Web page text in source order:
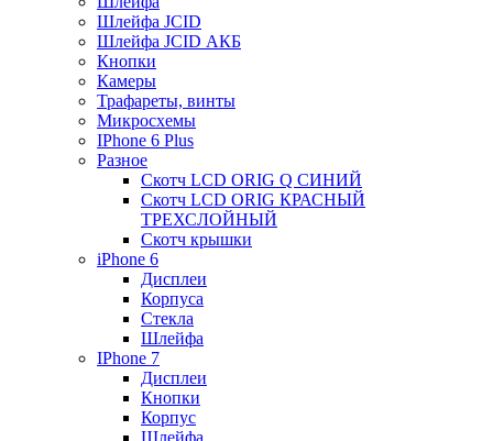
Шлейфа JCID
Шлейфа JCID АКБ
Кнопки
Камеры
Трафареты, винты
Микросхемы
IPhone 6 Plus
Разное
Скотч LCD ORIG Q СИНИЙ
Скотч LCD ORIG КРАСНЫЙ
ТРЕХСЛОЙНЫЙ
Скотч крышки
iPhone 6
Дисплеи
Корпуса
Стекла
Шлейфа
IPhone 7
Дисплеи
Кнопки
Корпус
Шлейфа